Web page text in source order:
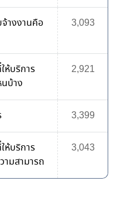
างงานคือ
3,093
ห้บริการ
บ้าง
2,921
3,399
ห้บริการ
ามสามารถ
3,043